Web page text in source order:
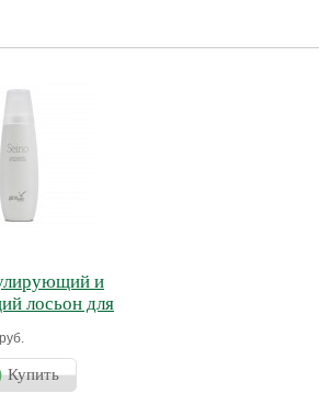
и
лосьон для
руб.
Купить